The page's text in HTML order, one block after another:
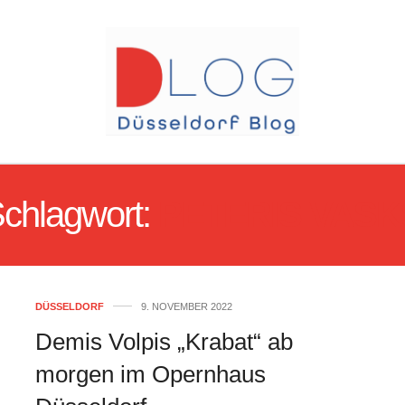
DÜSSELDORF 9. NOVEMBER 2022
Demis Volpis „Krabat“ ab
morgen im Opernhaus